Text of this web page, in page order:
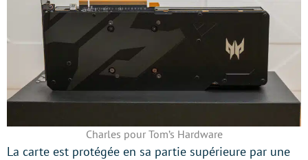
Charles pour Tom’s Hardware
La carte est protégée en sa partie supérieure par une